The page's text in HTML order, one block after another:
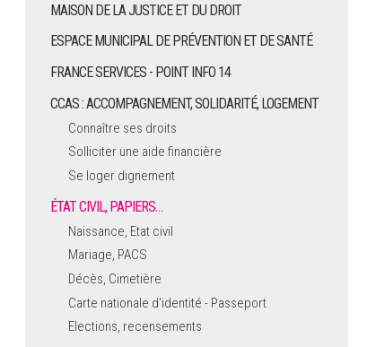
MAISON DE LA JUSTICE ET DU DROIT
ESPACE MUNICIPAL DE PRÉVENTION ET DE SANTÉ
FRANCE SERVICES - POINT INFO 14
CCAS : ACCOMPAGNEMENT, SOLIDARITÉ, LOGEMENT
Connaître ses droits
Solliciter une aide financière
Se loger dignement
ÉTAT CIVIL, PAPIERS…
Naissance, Etat civil
Mariage, PACS
Décès, Cimetière
Carte nationale d'identité - Passeport
Elections, recensements